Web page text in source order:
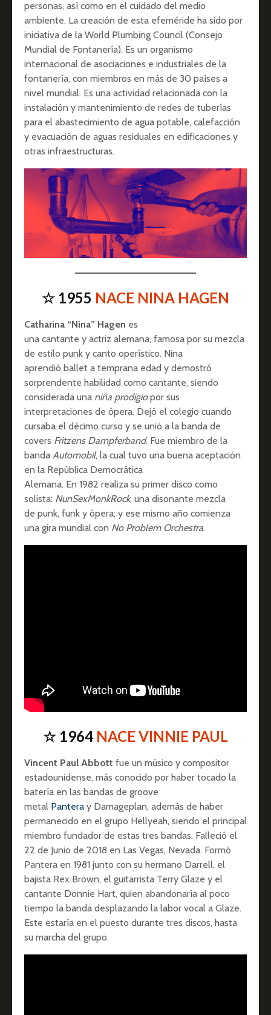
personas, así como en el cuidado del medio
ambiente. La creación de esta efeméride ha sido por
iniciativa de la World Plumbing Council (Consejo
Mundial de Fontanería). Es un organismo
internacional de asociaciones e industriales de la
fontanería, con miembros en más de 30 países a
nivel mundial. Es una actividad relacionada con la
instalación y mantenimiento de redes de tuberías
para el abastecimiento de agua potable, calefacción
y evacuación de aguas residuales en edificaciones y
otras infraestructuras.
☆ 1955 NACE NINA HAGEN
Catharina “Nina” Hagen es
una cantante y actriz alemana, famosa por su mezcla
de estilo punk y canto operístico. Nina
aprendió ballet a temprana edad y demostró
sorprendente habilidad como cantante, siendo
considerada una niña prodigiopor sus
interpretaciones de ópera. Dejó el colegio cuando
cursaba el décimo curso y se unió a la banda de
covers Fritzens Dampferband. Fue miembro de la
banda Automobil, la cual tuvo una buena aceptación
en la República Democrática
Alemana. En 1982 realiza su primer disco como
solista: NunSexMonkRock, una disonante mezcla
de punk, funk y ópera; y ese mismo año comienza
una gira mundial con No Problem Orchestra.
☆ 1964 NACE VINNIE PAUL
Vincent Paul Abbott fue un músico y compositor
estadounidense, más conocido por haber tocado la
batería en las bandas de groove
metal Pantera y Damageplan, además de haber
permanecido en el grupo Hellyeah, siendo el principal
miembro fundador de estas tres bandas. Falleció el
22 de Junio de 2018 en Las Vegas, Nevada. Formó
Pantera en 1981 junto con su hermano Darrell, el
bajista Rex Brown, el guitarrista Terry Glaze y el
cantante Donnie Hart, quien abandonaría al poco
tiempo la banda desplazando la labor vocal a Glaze.
Este estaría en el puesto durante tres discos, hasta
su marcha del grupo.